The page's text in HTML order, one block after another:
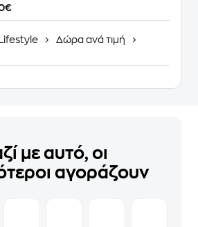
Δώρα ανά τιμή
με αυτό, οι
αγοράζουν